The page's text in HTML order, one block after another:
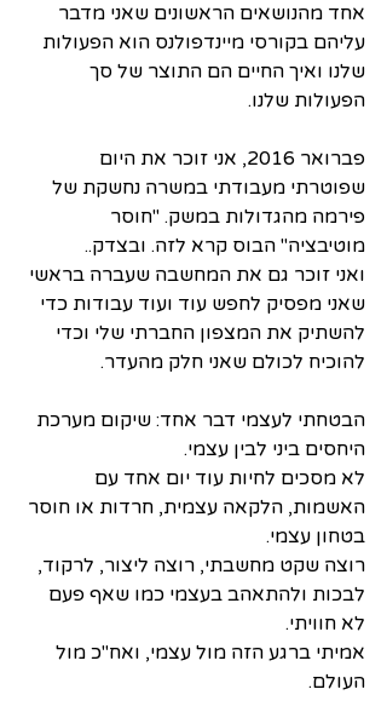
אחד מהנושאים הראשונים שאני מדבר
עליהם בקורסי מיינדפולנס הוא הפעולות
שלנו ואיך החיים הם התוצר של סך
הפעולות שלנו.
פברואר 2016, אני זוכר את היום
שפוטרתי מעבודתי במשרה נחשקת של
פירמה מהגדולות במשק. "חוסר
מוטיבציה" הבוס קרא לזה. ובצדק..
ואני זוכר גם את המחשבה שעברה בראשי
שאני מפסיק לחפש עוד ועוד עבודות כדי
להשתיק את המצפון החברתי שלי וכדי
להוכיח לכולם שאני חלק מהעדר.
הבטחתי לעצמי דבר אחד: שיקום מערכת
היחסים ביני לבין עצמי.
לא מסכים לחיות עוד יום אחד עם
האשמות, הלקאה עצמית, חרדות או חוסר
בטחון עצמי.
רוצה שקט מחשבתי, רוצה ליצור, לרקוד,
לבכות ולהתאהב בעצמי כמו שאף פעם
לא חוויתי.
אמיתי ברגע הזה מול עצמי, ואח"כ מול
העולם.